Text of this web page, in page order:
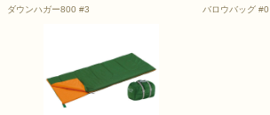
ダウンハガー800 #3 バロウバッグ #0